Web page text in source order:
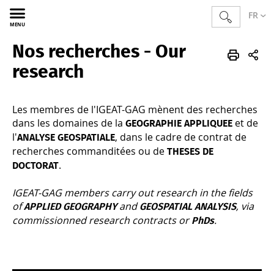
FR
MENU
Sciences GAG FR Recherches
Nos recherches - Our
research
Les membres de l'IGEAT-GAG mènent des recherches
dans les domaines de la GEOGRAPHIE APPLIQUEE et de
l'ANALYSE GEOSPATIALE, dans le cadre de contrat de
recherches commanditées ou de THESES DE
DOCTORAT.
IGEAT-GAG members carry out research in the fields
ofAPPLIED GEOGRAPHYandGEOSPATIAL ANALYSIS, via
commissionned research contracts orPhDs.